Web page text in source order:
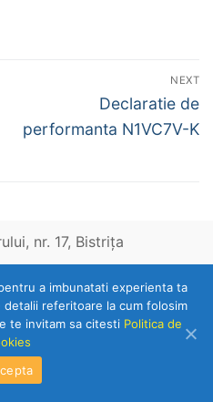
NEXT
Next
post:
Declaratie de
performanta N1VC7V-K
nr. 17, Bistriţa
236153
RCB Electro 97
a imbunatati experienta ta
referitoare la cum folosim
te invitam sa citesti Politica de